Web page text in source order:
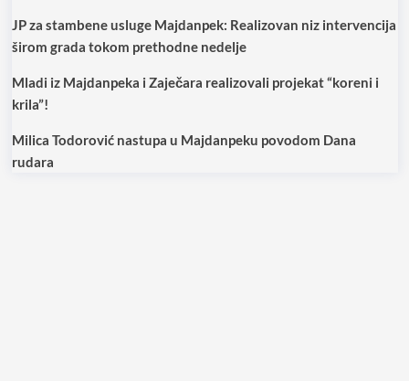
JP za stambene usluge Majdanpek: Realizovan niz intervencija
širom grada tokom prethodne nedelje
Mladi iz Majdanpeka i Zaječara realizovali projekat “koreni i
krila”!
Milica Todorović nastupa u Majdanpeku povodom Dana
rudara